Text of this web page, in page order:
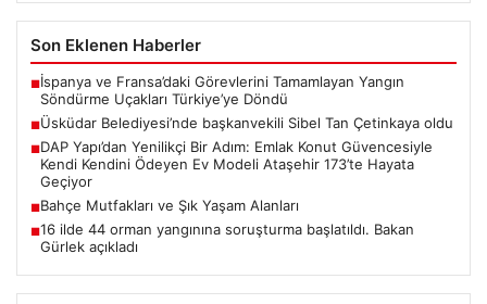
Son Eklenen Haberler
■İspanya ve Fransa’daki Görevlerini Tamamlayan Yangın
Söndürme Uçakları Türkiye’ye Döndü
■Üsküdar Belediyesi’nde başkanvekili Sibel Tan Çetinkaya oldu
■DAP Yapı’dan Yenilikçi Bir Adım: Emlak Konut Güvencesiyle
Kendi Kendini Ödeyen Ev Modeli Ataşehir 173’te Hayata
Geçiyor
■Bahçe Mutfakları ve Şık Yaşam Alanları
■16 ilde 44 orman yangınına soruşturma başlatıldı. Bakan
Gürlek açıkladı